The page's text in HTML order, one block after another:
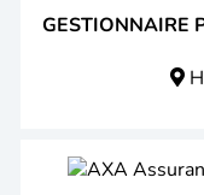
GESTIONNAIRE